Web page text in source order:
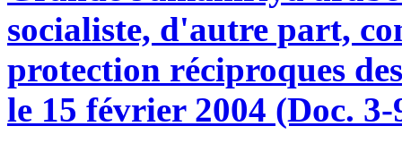
socialiste, d'autre part,
protection réciproques
le 15 février 2004 (Doc. 3-